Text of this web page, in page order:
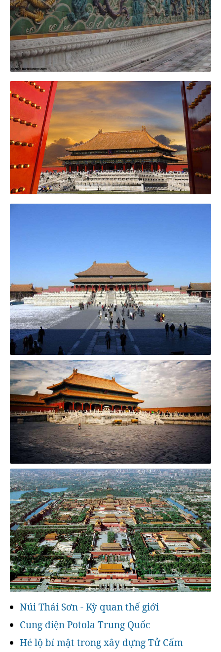
Núi Thái Sơn - Kỳ quan thế giới
Cung điện Potola Trung Quốc
Hé lộ bí mật trong xây dựng Tử Cấm